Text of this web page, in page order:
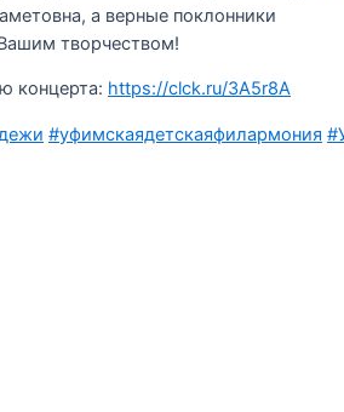
а верные поклонники
творчеством!
концерта: https://clck.ru/3A5r8A
#уфимскаядетскаяфилармония